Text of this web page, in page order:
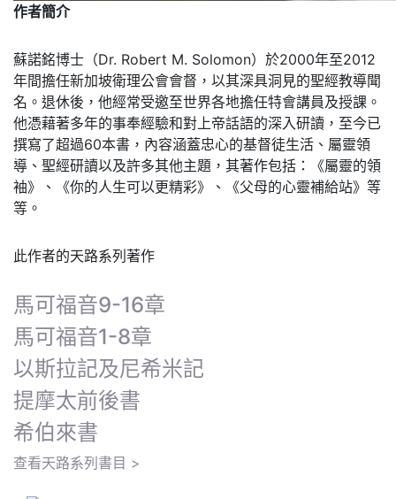
作者簡介
蘇諾銘博士（Dr. Robert M. Solomon）於2000年至2012
年間擔任新加坡衛理公會會督，以其深具洞見的聖經教導聞
名。退休後，他經常受邀至世界各地擔任特會講員及授課。
他憑藉著多年的事奉經驗和對上帝話語的深入研讀，至今已
撰寫了超過60本書，內容涵蓋忠心的基督徒生活、屬靈領
導、聖經研讀以及許多其他主題，其著作包括：《屬靈的領
袖》、《你的人生可以更精彩》、《父母的心靈補給站》等
等。
此作者的天路系列著作
馬可福音9-16章
馬可福音1-8章
以斯拉記及尼希米記
提摩太前後書
希伯來書
查看天路系列書目 >